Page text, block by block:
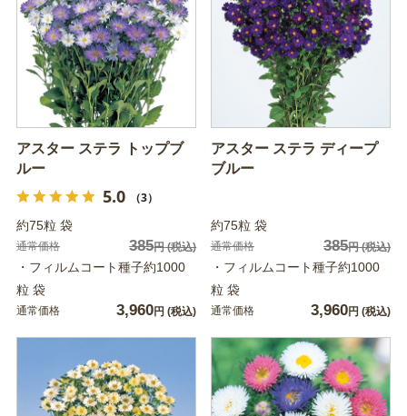
アスター ステラ トップブ
ルー
5.0 （3）
約75粒 袋
通常価格 385円(税込)
・フィルムコート種子約1000
粒 袋
通常価格 3,960円 (税込)
アスター ステラ ディープ
ブルー
約75粒 袋
通常価格 385円(税込)
・フィルムコート種子約1000
粒 袋
通常価格 3,960円 (税込)